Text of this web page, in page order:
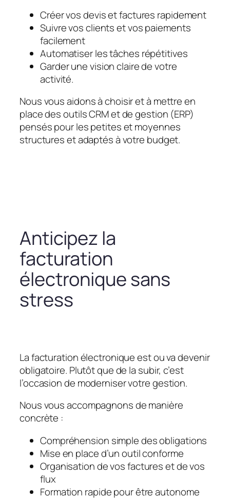
Créer vos devis et factures rapidement
Suivre vos clients et vos paiements
facilement
Automatiser les tâches répétitives
Garder une vision claire de votre
activité.
Nous vous aidons à choisir et à mettre en
place des outils CRM et de gestion (ERP)
pensés pour les petites et moyennes
structures et adaptés à votre budget.
Anticipez la
facturation
électronique sans
stress
La facturation électronique est ou va devenir
obligatoire. Plutôt que de la subir, c’est
l’occasion de moderniser votre gestion.
Nous vous accompagnons de manière
concrète :
Compréhension simple des obligations
Mise en place d’un outil conforme
Organisation de vos factures et de vos
flux
Formation rapide pour être autonome